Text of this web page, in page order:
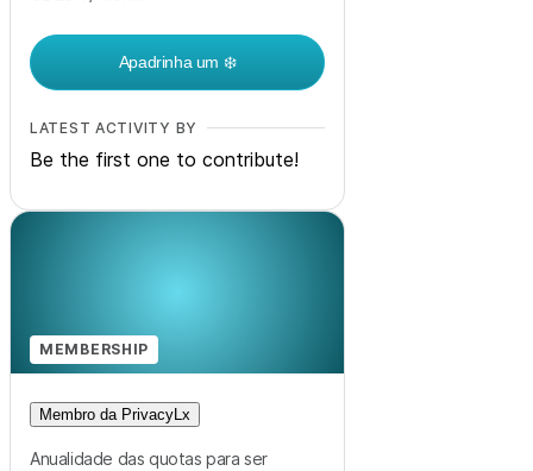
Apadrinha um ❄️
LATEST ACTIVITY BY
Be the first one to contribute!
MEMBERSHIP
Membro da PrivacyLx
Anualidade das quotas para ser